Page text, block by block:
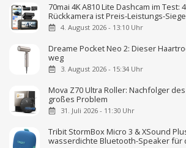
70mai 4K A810 Lite Dashcam im Test:
Rückkamera ist Preis-Leistungs-
4. August 2026 - 13:10 Uhr
Dreame Pocket Neo 2: Dieser
weg
3. August 2026 - 15:34 Uhr
Mova Z70 Ultra Roller: Nachfolger
großes Problem
31. Juli 2026 - 11:30 Uhr
Tribit StormBox Micro 3 & XSound
wasserdichte Bluetooth-Speaker für